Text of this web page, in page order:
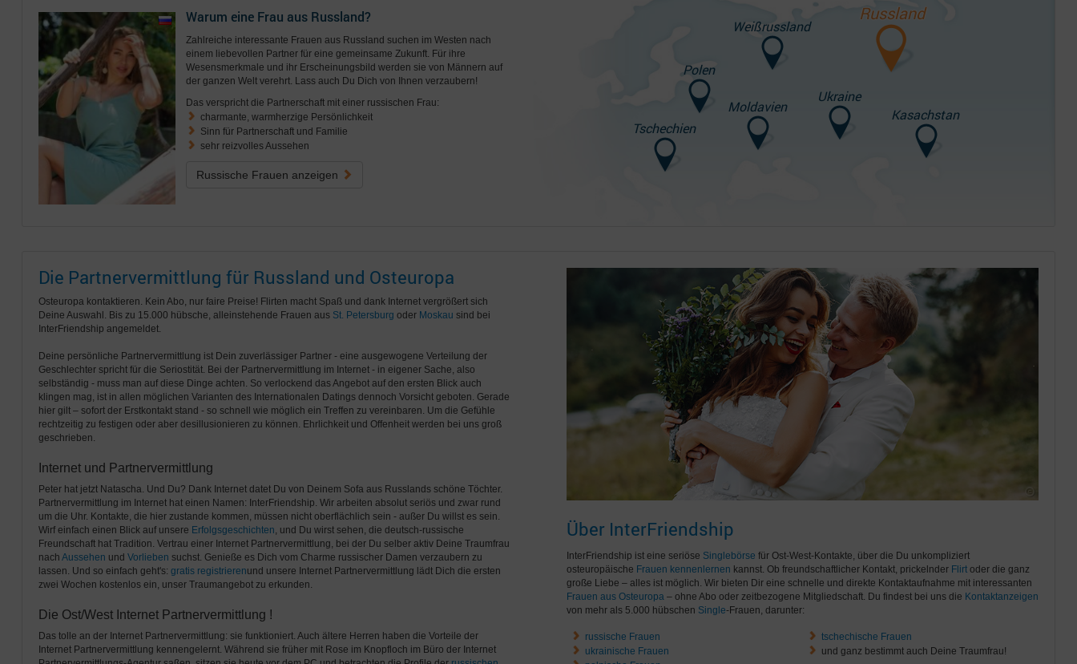
Warum eine Frau aus Russland?
Zahlreiche interessante Frauen aus Russland suchen im Westen nach
einem liebevollen Partner für eine gemeinsame Zukunft. Für ihre
Wesensmerkmale und ihr Erscheinungsbild werden sie von Männern auf
der ganzen Welt verehrt. Lass auch Du Dich von Ihnen verzaubern!
Das verspricht die Partnerschaft mit einer russischen Frau:
charmante, warmherzige Persönlichkeit
Sinn für Partnerschaft und Familie
sehr reizvolles Aussehen
Russische Frauen anzeigen
Weißrussland
Russland
Polen
Ukraine
Moldavien Kasachstan
Tschechien
Die Partnervermittlung für Russland und Osteuropa
Osteuropa kontaktieren. Kein Abo, nur faire Preise! Flirten macht Spaß und dank Internet vergrößert sich
Deine Auswahl. Bis zu 15.000 hübsche, alleinstehende Frauen aus St. Petersburg oder Moskau sind bei
InterFriendship angemeldet.
Deine persönliche Partnervermittlung ist Dein zuverlässiger Partner - eine ausgewogene Verteilung der
Geschlechter spricht für die Seriostität. Bei der Partnervermittlung im Internet - in eigener Sache, also
selbständig - muss man auf diese Dinge achten. So verlockend das Angebot auf den ersten Blick auch
klingen mag, ist in allen möglichen Varianten des Internationalen Datings dennoch Vorsicht geboten. Gerade
hier gilt – sofort der Erstkontakt stand - so schnell wie möglich ein Treffen zu vereinbaren. Um die Gefühle
rechtzeitig zu festigen oder aber desillusionieren zu können. Ehrlichkeit und Offenheit werden bei uns groß
geschrieben.
Internet und Partnervermittlung
Peter hat jetzt Natascha. Und Du? Dank Internet datet Du von Deinem Sofa aus Russlands schöne Töchter.
Partnervermittlung im Internet hat einen Namen: InterFriendship. Wir arbeiten absolut seriös und zwar rund
um die Uhr. Kontakte, die hier zustande kommen, müssen nicht oberflächlich sein - außer Du willst es sein.
Wirf einfach einen Blick auf unsere Erfolgsgeschichten, und Du wirst sehen, die deutsch-russische
Freundschaft hat Tradition. Vertrau einer Internet Partnervermittlung, bei der Du selber aktiv Deine Traumfrau
nach Aussehen und Vorlieben suchst. Genieße es Dich vom Charme russischer Damen verzaubern zu
lassen. Und so einfach geht's: gratis registrierenund unsere Internet Partnervermittlung lädt Dich die ersten
zwei Wochen kostenlos ein, unser Traumangebot zu erkunden.
Die Ost/West Internet Partnervermittlung !
Das tolle an der Internet Partnervermittlung: sie funktioniert. Auch ältere Herren haben die Vorteile der
Internet Partnervermittlung kennengelernt. Während sie früher mit Rose im Knopfloch im Büro der Internet
Über InterFriendship
InterFriendship ist eine seriöse Singlebörse für Ost-West-Kontakte, über die Du unkompliziert
osteuropäische Frauen kennenlernen kannst. Ob freundschaftlicher Kontakt, prickelnder Flirt oder die ganz
große Liebe – alles ist möglich. Wir bieten Dir eine schnelle und direkte Kontaktaufnahme mit interessanten
Frauen aus Osteuropa – ohne Abo oder zeitbezogene Mitgliedschaft. Du findest bei uns die Kontaktanzeigen
von mehr als 5.000 hübschen Single-Frauen, darunter:
russische Frauen
ukrainische Frauen
tschechische Frauen
und ganz bestimmt auch Deine Traumfrau!